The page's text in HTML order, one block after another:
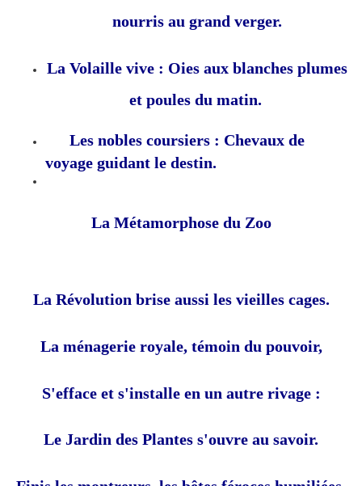
nourris au grand verger.
La Volaille vive : Oies aux blanches plumes
et poules du matin.
Les nobles coursiers : Chevaux de
voyage guidant le destin.
La Métamorphose du Zoo
La Révolution brise aussi les vieilles cages.
La ménagerie royale, témoin du pouvoir,
S'efface et s'installe en un autre rivage :
Le Jardin des Plantes s'ouvre au savoir.